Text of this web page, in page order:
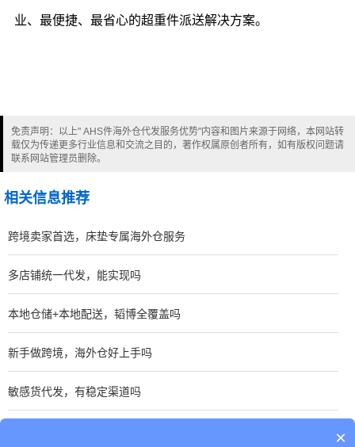
业、最便捷、最省心的超重件派送解决方案。
免责声明：以上" AHS件海外仓代发服务优势"内容和图片来源于网络，本网站转
载仅为传递更多行业信息和交流之目的，著作权属原创者所有，如有版权问题请
联系网站管理员删除。
相关信息推荐
跨境卖家首选，床垫专属海外仓服务
多店铺统一代发，能实现吗
本地仓储+本地配送，韬博全覆盖吗
新手做跨境，海外仓好上手吗
敏感货代发，有稳定渠道吗
×